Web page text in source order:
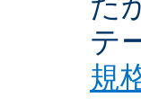
テ
規